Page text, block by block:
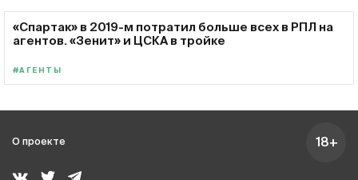
«Спартак» в 2019-м потратил больше всех в РПЛ на
агентов. «Зенит» и ЦСКА в тройке
#АГЕНТЫ
О проекте 18+